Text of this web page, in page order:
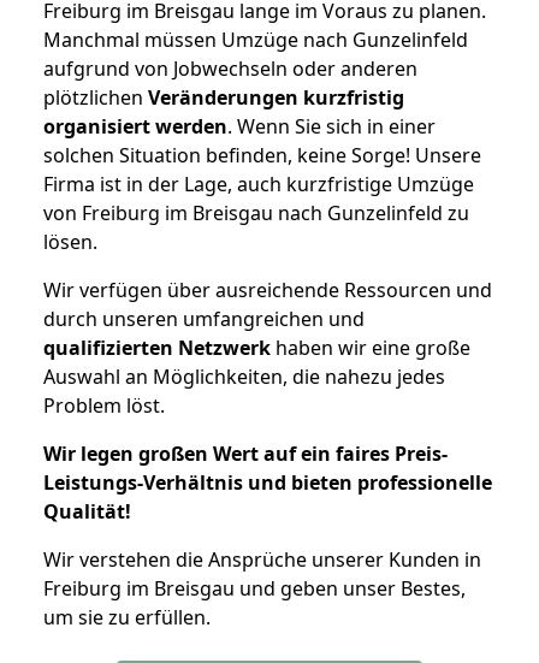
Freiburg im Breisgau lange im Voraus zu planen.
Manchmal müssen Umzüge nach Gunzelinfeld
aufgrund von Jobwechseln oder anderen
plötzlichen Veränderungen kurzfristig
organisiert werden. Wenn Sie sich in einer
solchen Situation befinden, keine Sorge! Unsere
Firma ist in der Lage, auch kurzfristige Umzüge
von Freiburg im Breisgau nach Gunzelinfeld zu
lösen.
Wir verfügen über ausreichende Ressourcen und
durch unseren umfangreichen und
qualifizierten Netzwerk haben wir eine große
Auswahl an Möglichkeiten, die nahezu jedes
Problem löst.
Wir legen großen Wert auf ein faires Preis-
Leistungs-Verhältnis und bieten professionelle
Qualität!
Wir verstehen die Ansprüche unserer Kunden in
Freiburg im Breisgau und geben unser Bestes,
um sie zu erfüllen.